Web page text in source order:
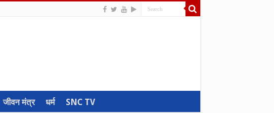
जीवन मंत्र धर्म SNC TV